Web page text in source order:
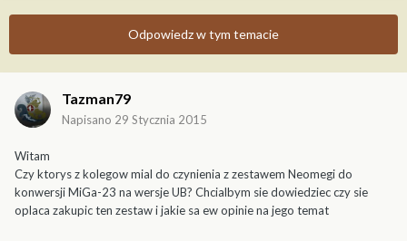
Odpowiedz w tym temacie
Tazman79
Napisano 29 Stycznia 2015
Witam
Czy ktorys z kolegow mial do czynienia z zestawem Neomegi do
konwersji MiGa-23 na wersje UB? Chcialbym sie dowiedziec czy sie
oplaca zakupic ten zestaw i jakie sa ew opinie na jego temat